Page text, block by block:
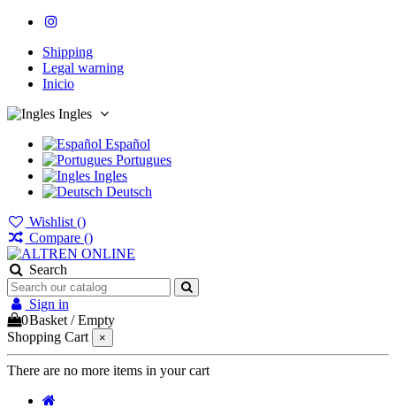
Shipping
Legal warning
Inicio
Ingles
Español
Portugues
Ingles
Deutsch
Wishlist ()
Compare ()
Search
Sign in
0Basket /Empty
Shopping Cart
×
There are no more items in your cart